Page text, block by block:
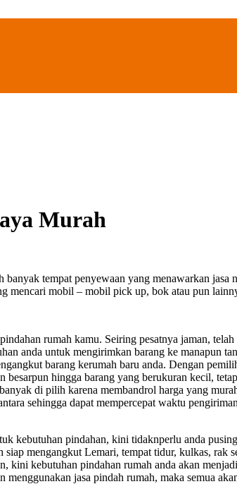
Murah
banyak tempat penyewaan yang menawarkan
mencari mobil – mobil pick up, bok atau pun
rumah kamu. Seiring pesatnya jaman,
anda untuk mengirimkan barang ke manapun
barang kerumah baru anda. Dengan
hingga barang yang berukuran kecil,
di pilih karena membandrol harga yang
sehingga dapat mempercepat waktu
kebutuhan pindahan, kini tidaknperlu anda
mengangkut Lemari, tempat tidur, kulkas, rak
kebutuhan pindahan rumah anda akan
jasa pindah rumah, maka semua